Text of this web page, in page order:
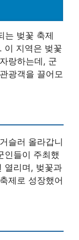
는 벚꽃 축제
이 지역은 벚꽃
랑하는데, 군
광객을 끌어모
슬러 올라갑니
인들이 주최했
열리며, 벚꽃과
제로 성장했어